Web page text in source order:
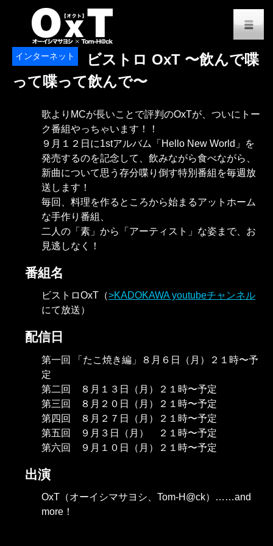
インターネット
ビストロ OxT 〜飲んで喋
って喋って飲んで〜
歌よりMCが長いことで評判のOxTが、ついにトー
ク番組やっちゃいます！！
９月１２日に1stアルバム「Hello New World」を
発売するのを記念して、飲みながら食べながら、
新曲について思う存分喋り倒す特別番組を毎週放
送します！
毎回、料理を作るところから始まるアットホーム
な手作り番組、
二人の「素」から「アーティスト」な姿まで、お
見逃しなく！
番組名
ビストロOxT（
KADOKAWA youtubeチャンネル
にて放送）
配信日
第一回 「たこ焼き編」８月６日（月）２１時〜予
定
第二回 ８月１３日（月）２１時〜予定
第三回 ８月２０日（月）２１時〜予定
第四回 ８月２７日（月）２１時〜予定
第五回 ９月３日（月） ２１時〜予定
第六回 ９月１０日（月）２１時〜予定
出演
OxT（オーイシマサヨシ、Tom-H@ck）……and
more！